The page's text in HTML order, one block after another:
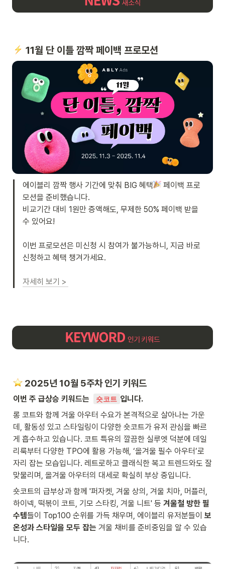
️ 11월 단 이틀 깜짝 페이백 프로모션
에이블리 깜짝 행사 기간에 맞춰 BIG 혜택
페이백 프로
모션을 준비했습니다.
비교기간 대비 1원만 증액해도, 무제한 50% 페이백 받을
수 있어요!
이번 프로모션은 미신청 시 참여가 불가능하니, 지금 바로
신청하고 혜택 챙겨가세요.
자세히 보기 >
️ 2025년 10월 5주차 인기 키워드
이번 주 급상승 키워드는 숏코트 입니다.
롱 코트와 함께 겨울 아우터 수요가 본격적으로 살아나는 가운
데, 활동성 있고 스타일링이 다양한 숏코트가 유저 관심을 빠르
게 흡수하고 있습니다. 코트 특유의 깔끔한 실루엣 덕분에 데일
리룩부터 다양한 TPO에 활용 가능해, ‘올겨울 필수 아우터’로
자리 잡는 모습입니다. 레트로하고 클래식한 복고 트렌드와도 잘
맞물리며, 올겨울 아우터의 대세로 확실히 부상 중입니다.
숏코트의 급부상과 함께 '퍼자켓, 겨울 상의, 겨울 치마, 머플러,
하이넥, 떡볶이 코트, 기모 스타킹, 겨울 니트' 등 겨울철 방한 필
수템들이 Top100 순위를 가득 채우며, 에이블리 유저분들이 보
온성과 스타일을 모두 잡는 겨울 채비를 준비중임을 알 수 있습
니다.